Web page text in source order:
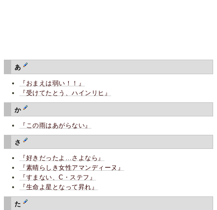
あ
『おまえは弱い！！』
『受けてたとう、ハインリヒ』
か
『この雨はあがらない』
さ
『好きだったよ…さよなら』
『素晴らしき女性アマンディーヌ』
『すまない、C・ステフ』
『生命よ星となって昇れ』
た